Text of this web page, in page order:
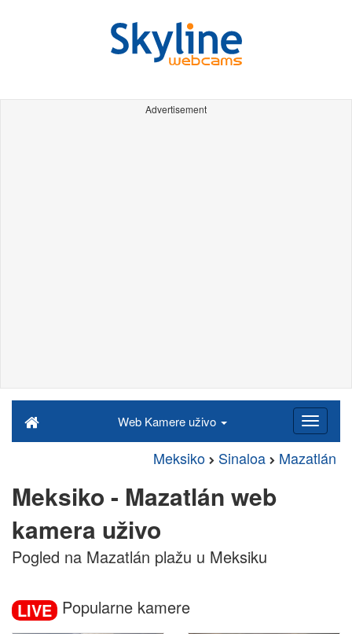
Advertisement
Web Kamere uživo
Meksiko Sinaloa Mazatlán
Meksiko - Mazatlán web
kamera uživo
Pogled na Mazatlán plažu u Meksiku
LIVE Popularne kamere